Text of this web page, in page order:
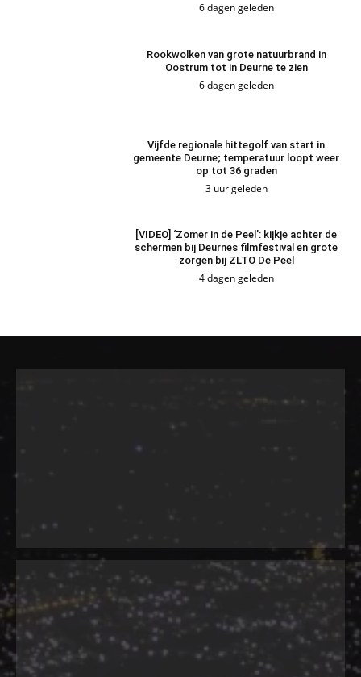
6 dagen geleden
Rookwolken van grote natuurbrand in
Oostrum tot in Deurne te zien
6 dagen geleden
Vijfde regionale hittegolf van start in
gemeente Deurne; temperatuur loopt weer
op tot 36 graden
3 uur geleden
[VIDEO] ‘Zomer in de Peel’: kijkje achter de
schermen bij Deurnes filmfestival en grote
zorgen bij ZLTO De Peel
4 dagen geleden